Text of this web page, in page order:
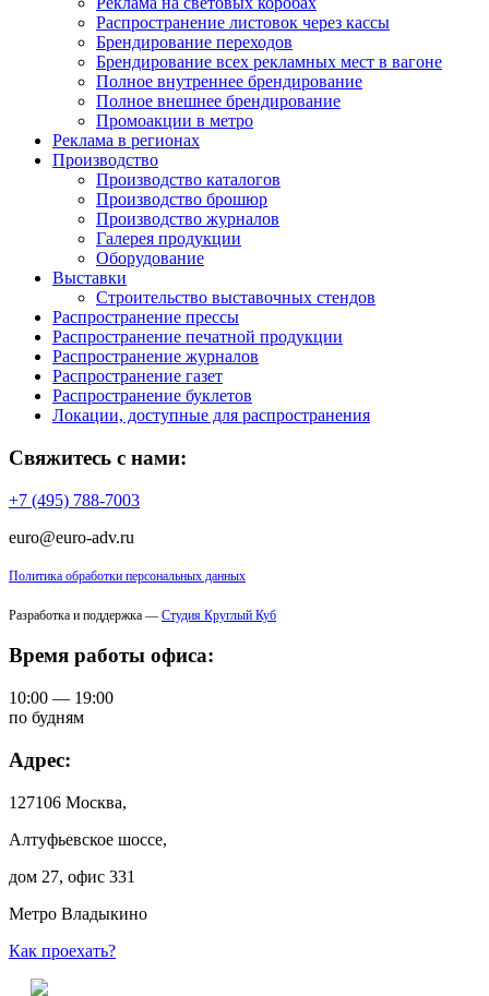
Распространение листовок через кассы
Брендирование переходов
Брендирование всех рекламных мест в вагоне
Полное внутреннее брендирование
Полное внешнее брендирование
Промоакции в метро
Реклама в регионах
Производство
Производство каталогов
Производство брошюр
Производство журналов
Галерея продукции
Оборудование
Выставки
Строительство выставочных стендов
Распространение прессы
Распространение печатной продукции
Распространение журналов
Распространение газет
Распространение буклетов
Локации, доступные для распространения
Свяжитесь с нами:
+7 (495) 788-7003
euro@euro-adv.ru
Политика обработки персональных данных
Разработка и поддержка — Студия Круглый Куб
Время работы офиса:
10:00 — 19:00
по будням
Адрес:
127106 Москва,
Алтуфьевское шоссе,
дом 27, офис 331
Метро Владыкино
Как проехать?